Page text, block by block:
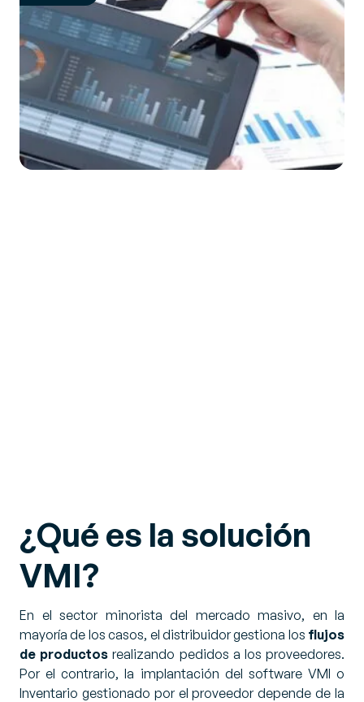
¿Qué es la solución
VMI?
En el sector minorista del mercado masivo, en la
mayoría de los casos, el distribuidor gestiona los flujos
de productosrealizando pedidos a los proveedores.
Por el contrario, la implantación del software VMI o
Inventario gestionado por el proveedor depende de la